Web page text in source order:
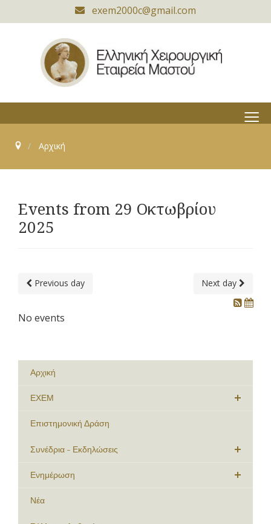
exem2000c@gmail.com
≡
Αρχική
Events from 29 Οκτωβρίου
2025
Previous day Next day
No events
Αρχική
ΕΧΕΜ
Επιστημονική Δράση
Συνέδρια - Εκδηλώσεις
Ενημέρωση
Νέα